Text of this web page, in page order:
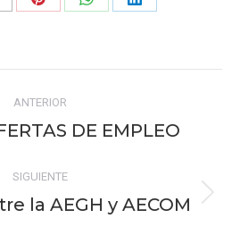
Share
Share
Share
ANTERIOR
Publicación
DE EMPLEO
SIGUIENTE
Publicación
la AEGH y AECOM